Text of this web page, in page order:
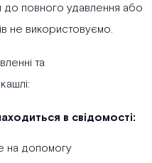
до повного удавлення або
не використовуємо.
та
в свідомості:
на допомогу